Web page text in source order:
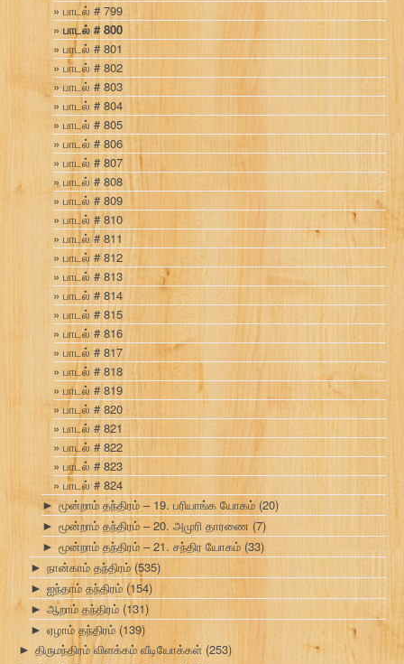
பாடல் # 799
பாடல் # 800
பாடல் # 801
பாடல் # 802
பாடல் # 803
பாடல் # 804
பாடல் # 805
பாடல் # 806
பாடல் # 807
பாடல் # 808
பாடல் # 809
பாடல் # 810
பாடல் # 811
பாடல் # 812
பாடல் # 813
பாடல் # 814
பாடல் # 815
பாடல் # 816
பாடல் # 817
பாடல் # 818
பாடல் # 819
பாடல் # 820
பாடல் # 821
பாடல் # 822
பாடல் # 823
பாடல் # 824
► மூன்றாம் தந்திரம் – 19. பரியாங்க யோகம் (20)
► மூன்றாம் தந்திரம் – 20. அமுரி தாரணை (7)
► மூன்றாம் தந்திரம் – 21. சந்திர யோகம் (33)
► நான்காம் தந்திரம் (535)
► ஐந்தாம் தந்திரம் (154)
► ஆறாம் தந்திரம் (131)
► ஏழாம் தந்திரம் (139)
► திருமந்திரம் விளக்கம் வீடியோக்கள் (253)